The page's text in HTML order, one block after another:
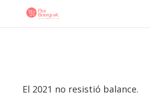
El 2021 no resistió balance.